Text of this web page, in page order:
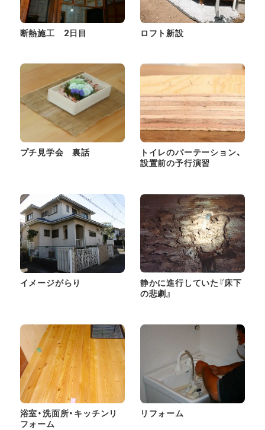
断熱施工 2日目 ロフト新設
プチ見学会 裏話
トイレのパーテーション、
設置前の予行演習
イメージがらり
静かに進行していた『床下
の悲劇』
浴室・洗面所・キッチンリ
フォーム
リフォーム